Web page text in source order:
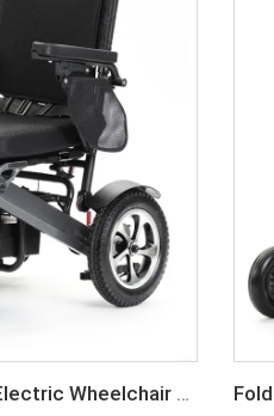
Travel, Maitim na Folding Electric Wheelchair para sa mga Matatanda